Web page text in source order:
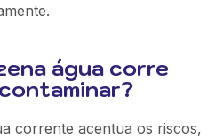
água corre
corrente acentua os riscos,